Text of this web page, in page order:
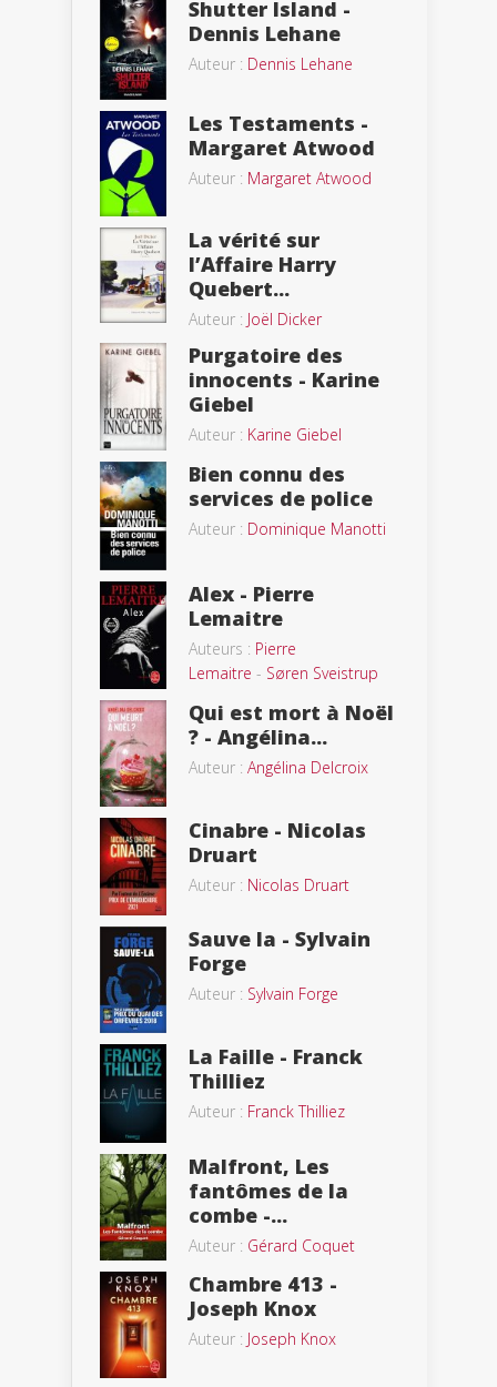
Shutter Island -
Dennis Lehane
Auteur : Dennis Lehane
Les Testaments -
Margaret Atwood
Auteur : Margaret Atwood
La vérité sur
l’Affaire Harry
Quebert...
Auteur : Joël Dicker
Purgatoire des
innocents - Karine
Giebel
Auteur : Karine Giebel
Bien connu des
services de police
Auteur : Dominique Manotti
Alex - Pierre
Lemaitre
Auteurs : Pierre
Lemaitre - Søren Sveistrup
Qui est mort à Noël
? - Angélina...
Auteur : Angélina Delcroix
Cinabre - Nicolas
Druart
Auteur : Nicolas Druart
Sauve la - Sylvain
Forge
Auteur : Sylvain Forge
La Faille - Franck
Thilliez
Auteur : Franck Thilliez
Malfront, Les
fantômes de la
combe -...
Auteur : Gérard Coquet
Chambre 413 -
Joseph Knox
Auteur : Joseph Knox